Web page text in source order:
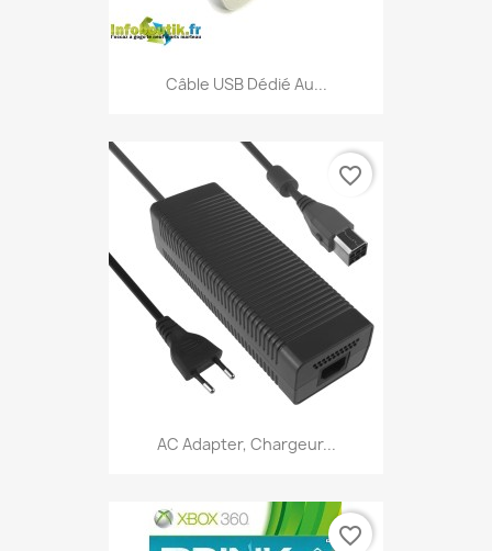
Câble USB Dédié Au...
AC Adapter, Chargeur...
favorite_border
favorite_border